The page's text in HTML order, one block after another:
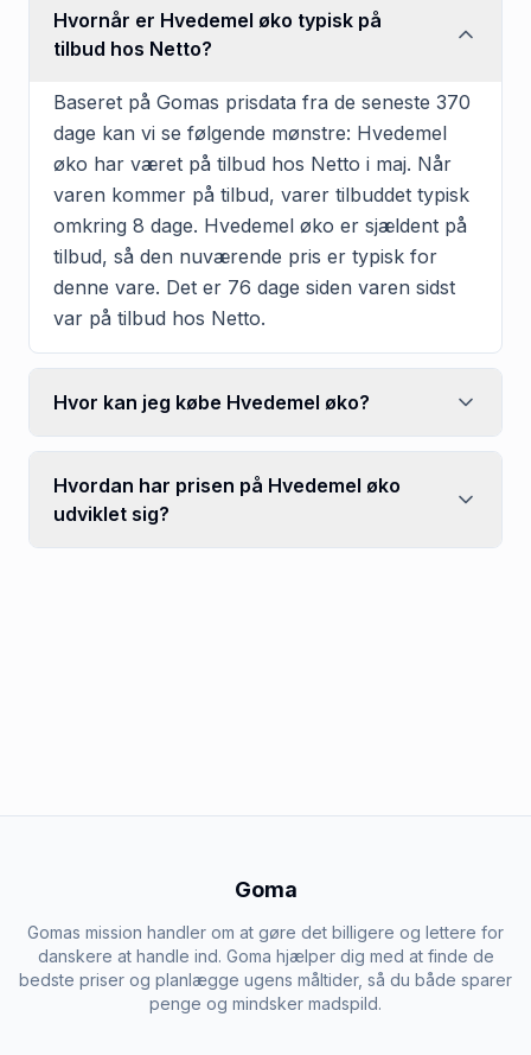
Hvornår er Hvedemel øko typisk på
tilbud hos Netto?
Baseret på Gomas prisdata fra de seneste 370
dage kan vi se følgende mønstre: Hvedemel
øko har været på tilbud hos Netto i maj. Når
varen kommer på tilbud, varer tilbuddet typisk
omkring 8 dage. Hvedemel øko er sjældent på
tilbud, så den nuværende pris er typisk for
denne vare. Det er 76 dage siden varen sidst
var på tilbud hos Netto.
Hvor kan jeg købe Hvedemel øko?
Hvordan har prisen på Hvedemel øko
udviklet sig?
Goma
Gomas mission handler om at gøre det billigere og lettere for
danskere at handle ind. Goma hjælper dig med at finde de
bedste priser og planlægge ugens måltider, så du både sparer
penge og mindsker madspild.